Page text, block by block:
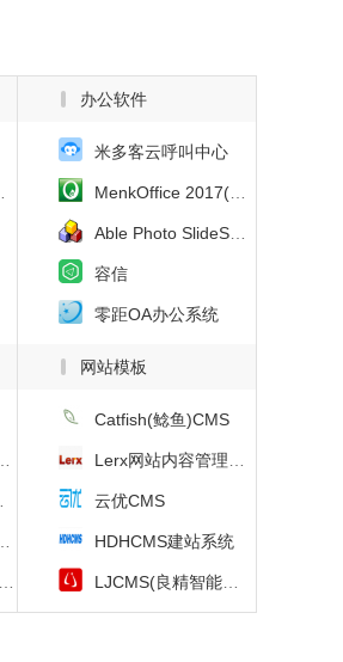
办公软件
米多客云呼叫中心
MenkOffice 2017(蒙古文办公软件)
Able Photo SlideShow(幻灯片制作软件)
容信
零距OA办公系统
网站模板
Catfish(鲶鱼)CMS
Lerx网站内容管理系统
云优CMS
HDHCMS建站系统
LJCMS(良精智能企业管理系统)